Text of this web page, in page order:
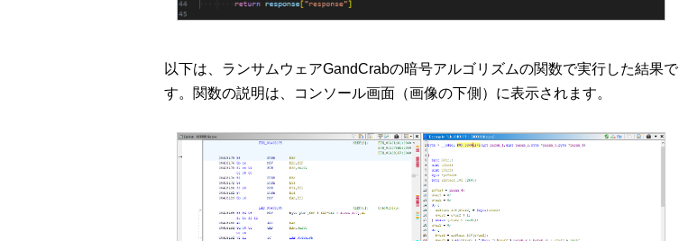
以下は、ランサムウェアGandCrabの暗号アルゴリズムの関数で実行した結果で
す。関数の説明は、コンソール画面（画像の下側）に表示されます。